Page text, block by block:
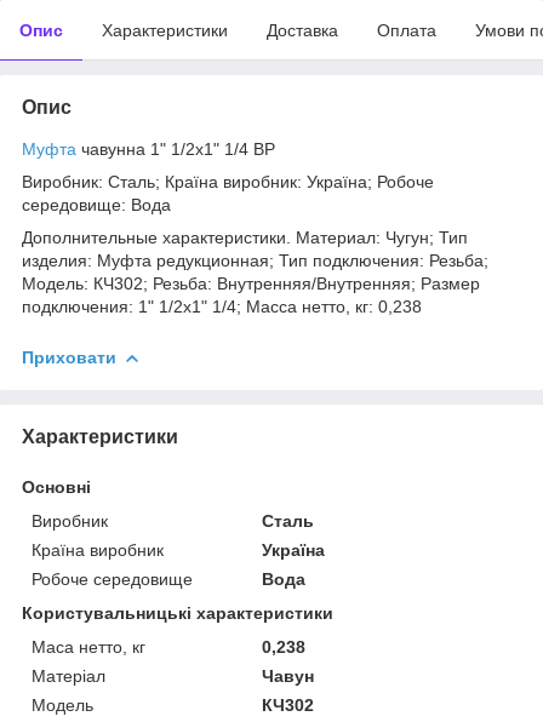
Опис Характеристики Доставка Оплата Умови
Опис
Муфта чавунна 1" 1/2х1" 1/4 ВР
Виробник: Сталь; Країна виробник: Україна; Робоче
середовище: Вода
Дополнительные характеристики. Материал: Чугун; Тип
изделия: Муфта редукционная; Тип подключения: Резьба;
Модель: КЧ302; Резьба: Внутренняя/Внутренняя; Размер
подключения: 1" 1/2х1" 1/4; Масса нетто, кг: 0,238
Приховати
Характеристики
Основні
Виробник
Сталь
Країна виробник
Україна
Робоче середовище
Вода
Користувальницькі характеристики
Маса нетто, кг
0,238
Матеріал
Чавун
Модель
КЧ302